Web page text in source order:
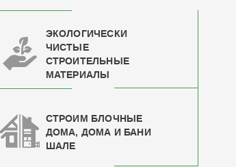
ЭКОЛОГИЧЕСКИ
ЧИСТЫЕ
СТРОИТЕЛЬНЫЕ
МАТЕРИАЛЫ
СТРОИМ БЛОЧНЫЕ
ДОМА, ДОМА И БАНИ
ШАЛЕ